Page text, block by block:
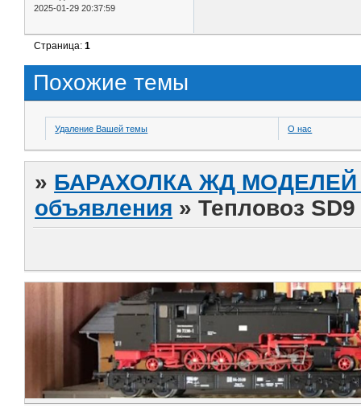
2025-01-29 20:37:59
Страница:1
Похожие темы
Удаление Вашей темы О нас
» БАРАХОЛКА ЖД МОДЕЛЕЙ
объявления »Тепловоз